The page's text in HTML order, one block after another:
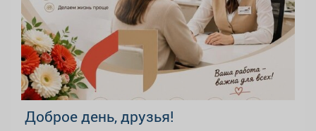
️ Доброе день, друзья!